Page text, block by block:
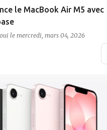
le MacBook Air M5 avec
sa recette gagnante, Apple
le plus populaire
le mercredi, mars 04, 2026
iPhone